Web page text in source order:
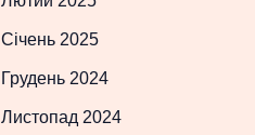
Січень 2025
Грудень 2024
Листопад 2024